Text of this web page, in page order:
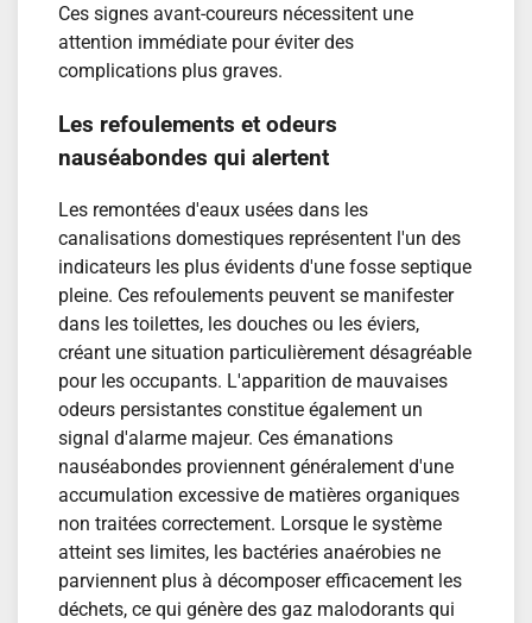
Ces signes avant-coureurs nécessitent une
attention immédiate pour éviter des
complications plus graves.
Les refoulements et odeurs
nauséabondes qui alertent
Les remontées d'eaux usées dans les
canalisations domestiques représentent l'un des
indicateurs les plus évidents d'une fosse septique
pleine. Ces refoulements peuvent se manifester
dans les toilettes, les douches ou les éviers,
créant une situation particulièrement désagréable
pour les occupants. L'apparition de mauvaises
odeurs persistantes constitue également un
signal d'alarme majeur. Ces émanations
nauséabondes proviennent généralement d'une
accumulation excessive de matières organiques
non traitées correctement. Lorsque le système
atteint ses limites, les bactéries anaérobies ne
parviennent plus à décomposer efficacement les
déchets, ce qui génère des gaz malodorants qui